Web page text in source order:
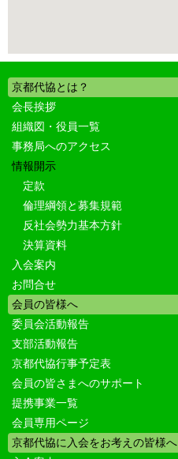
京都代協とは？
会長挨拶
組織図・役員一覧
事務局へのアクセス
情報開示
定款
倫理綱領と募集規範
反社会勢力基本方針
決算資料
入会案内
お問合せ
会員の皆様へ
委員会活動報告
支部活動報告
京都代協行事予定表
会員の皆さまへのサポート
提携事業一覧
会員専用ページ
京都代協に入会をお考えの皆様へ